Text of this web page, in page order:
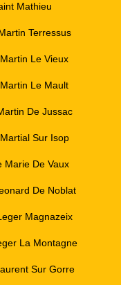
Mathieu
Terressus
Le Vieux
Le Mault
De Jussac
Sur Isop
Marie De Vaux
De Noblat
Magnazeix
La Montagne
Sur Gorre